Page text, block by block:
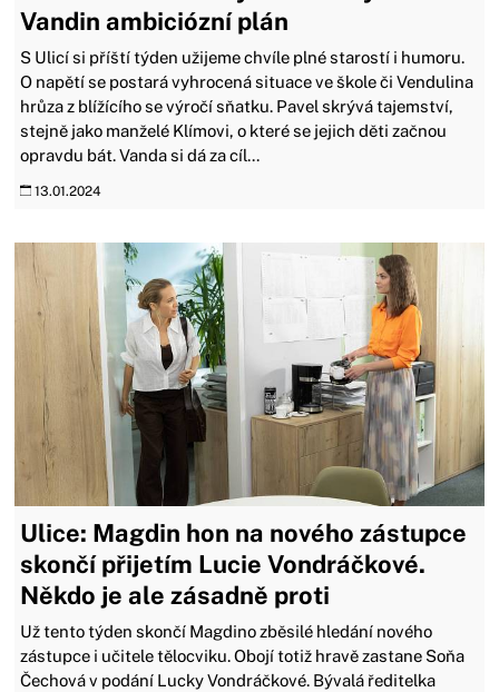
Vandin ambiciózní plán
S Ulicí si příští týden užijeme chvíle plné starostí i humoru.
O napětí se postará vyhrocená situace ve škole či Vendulina
hrůza z blížícího se výročí sňatku. Pavel skrývá tajemství,
stejně jako manželé Klímovi, o které se jejich děti začnou
opravdu bát. Vanda si dá za cíl...
13.01.2024
Ulice: Magdin hon na nového zástupce
skončí přijetím Lucie Vondráčkové.
Někdo je ale zásadně proti
Už tento týden skončí Magdino zběsilé hledání nového
zástupce i učitele tělocviku. Obojí totiž hravě zastane Soňa
Čechová v podání Lucky Vondráčkové. Bývalá ředitelka